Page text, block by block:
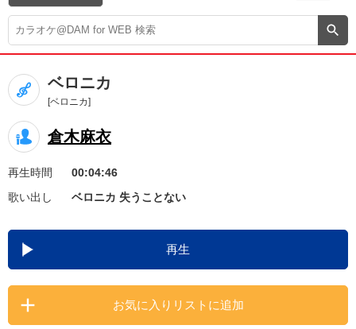
DAM★とも録音
カラオケ＠DAM
ユーザー検索
キャンペーン
お知らせ よくあるご質問
DAMの新曲・ランキングなど
カラオケ最新情報をチェック！
ベロニカ
[ベロニカ]
倉木麻衣
再生時間
00:04:46
歌い出し
ベロニカ 失うことない
再生
お気に入りリストに追加